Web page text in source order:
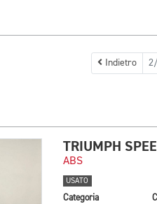
Indietro
TRIUMPH
ABS
USATO
Categoria